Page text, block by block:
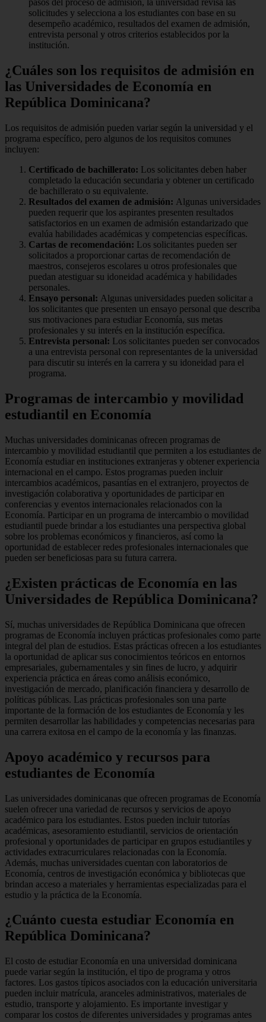
pasos del proceso de admisión, la universidad revisa las
solicitudes y selecciona a los estudiantes con base en su
desempeño académico, resultados del examen de admisión,
entrevista personal y otros criterios establecidos por la
institución.
¿Cuáles son los requisitos de admisión en
las Universidades de Economía en
República Dominicana?
Los requisitos de admisión pueden variar según la universidad y el
programa específico, pero algunos de los requisitos comunes
incluyen:
Certificado de bachillerato: Los solicitantes deben haber
completado la educación secundaria y obtener un certificado
de bachillerato o su equivalente.
Resultados del examen de admisión: Algunas universidades
pueden requerir que los aspirantes presenten resultados
satisfactorios en un examen de admisión estandarizado que
evalúa habilidades académicas y competencias específicas.
Cartas de recomendación: Los solicitantes pueden ser
solicitados a proporcionar cartas de recomendación de
maestros, consejeros escolares u otros profesionales que
puedan atestiguar su idoneidad académica y habilidades
personales.
Ensayo personal: Algunas universidades pueden solicitar a
los solicitantes que presenten un ensayo personal que describa
sus motivaciones para estudiar Economía, sus metas
profesionales y su interés en la institución específica.
Entrevista personal: Los solicitantes pueden ser convocados
a una entrevista personal con representantes de la universidad
para discutir su interés en la carrera y su idoneidad para el
programa.
Programas de intercambio y movilidad
estudiantil en Economía
Muchas universidades dominicanas ofrecen programas de
intercambio y movilidad estudiantil que permiten a los estudiantes de
Economía estudiar en instituciones extranjeras y obtener experiencia
internacional en el campo. Estos programas pueden incluir
intercambios académicos, pasantías en el extranjero, proyectos de
investigación colaborativa y oportunidades de participar en
conferencias y eventos internacionales relacionados con la
Economía. Participar en un programa de intercambio o movilidad
estudiantil puede brindar a los estudiantes una perspectiva global
sobre los problemas económicos y financieros, así como la
oportunidad de establecer redes profesionales internacionales que
pueden ser beneficiosas para su futura carrera.
¿Existen prácticas de Economía en las
Universidades de República Dominicana?
Sí, muchas universidades de República Dominicana que ofrecen
programas de Economía incluyen prácticas profesionales como parte
integral del plan de estudios. Estas prácticas ofrecen a los estudiantes
la oportunidad de aplicar sus conocimientos teóricos en entornos
empresariales, gubernamentales y sin fines de lucro, y adquirir
experiencia práctica en áreas como análisis económico,
investigación de mercado, planificación financiera y desarrollo de
políticas públicas. Las prácticas profesionales son una parte
importante de la formación de los estudiantes de Economía y les
permiten desarrollar las habilidades y competencias necesarias para
una carrera exitosa en el campo de la economía y las finanzas.
Apoyo académico y recursos para
estudiantes de Economía
Las universidades dominicanas que ofrecen programas de Economía
suelen ofrecer una variedad de recursos y servicios de apoyo
académico para los estudiantes. Estos pueden incluir tutorías
académicas, asesoramiento estudiantil, servicios de orientación
profesional y oportunidades de participar en grupos estudiantiles y
actividades extracurriculares relacionadas con la Economía.
Además, muchas universidades cuentan con laboratorios de
Economía, centros de investigación económica y bibliotecas que
brindan acceso a materiales y herramientas especializadas para el
estudio y la práctica de la Economía.
¿Cuánto cuesta estudiar Economía en
República Dominicana?
El costo de estudiar Economía en una universidad dominicana
puede variar según la institución, el tipo de programa y otros
factores. Los gastos típicos asociados con la educación universitaria
pueden incluir matrícula, aranceles administrativos, materiales de
estudio, transporte y alojamiento. Es importante investigar y
comparar los costos de diferentes universidades y programas antes